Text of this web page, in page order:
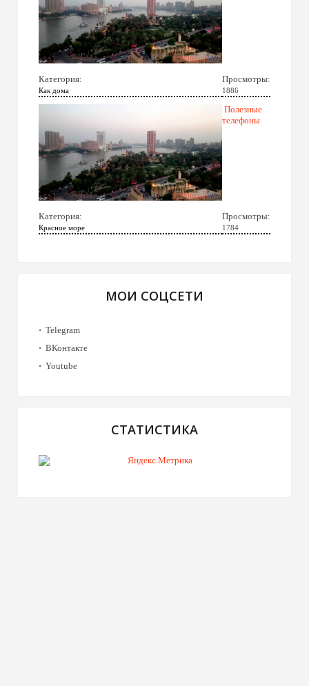
Категория:
Как дома
Просмотры:
1886
Полезные
телефоны
Категория:
Красное море
Просмотры:
1784
МОИ СОЦСЕТИ
Telegram
ВКонтакте
Youtube
СТАТИСТИКА